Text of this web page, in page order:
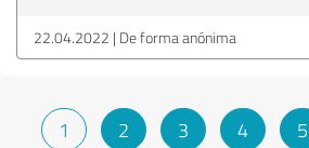
22.04.2022 De forma anónima
1 2 3 4 5